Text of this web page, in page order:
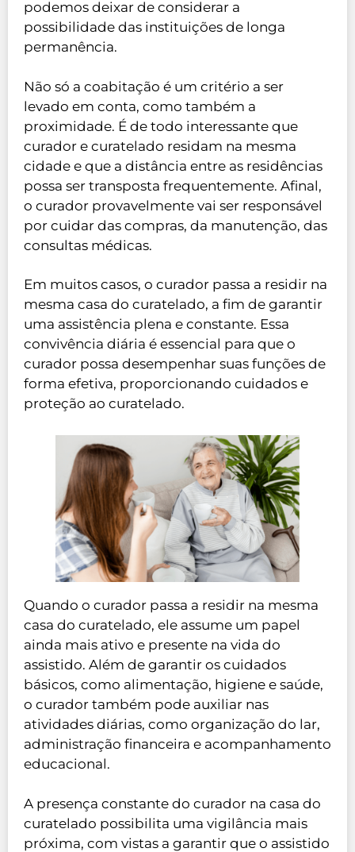
podemos deixar de considerar a
possibilidade das instituições de longa
permanência.
Não só a coabitação é um critério a ser
levado em conta, como também a
proximidade. É de todo interessante que
curador e curatelado residam na mesma
cidade e que a distância entre as residências
possa ser transposta frequentemente. Afinal,
o curador provavelmente vai ser responsável
por cuidar das compras, da manutenção, das
consultas médicas.
Em muitos casos, o curador passa a residir na
mesma casa do curatelado, a fim de garantir
uma assistência plena e constante. Essa
convivência diária é essencial para que o
curador possa desempenhar suas funções de
forma efetiva, proporcionando cuidados e
proteção ao curatelado.
Quando o curador passa a residir na mesma
casa do curatelado, ele assume um papel
ainda mais ativo e presente na vida do
assistido. Além de garantir os cuidados
básicos, como alimentação, higiene e saúde,
o curador também pode auxiliar nas
atividades diárias, como organização do lar,
administração financeira e acompanhamento
educacional.
A presença constante do curador na casa do
curatelado possibilita uma vigilância mais
próxima, com vistas a garantir que o assistido